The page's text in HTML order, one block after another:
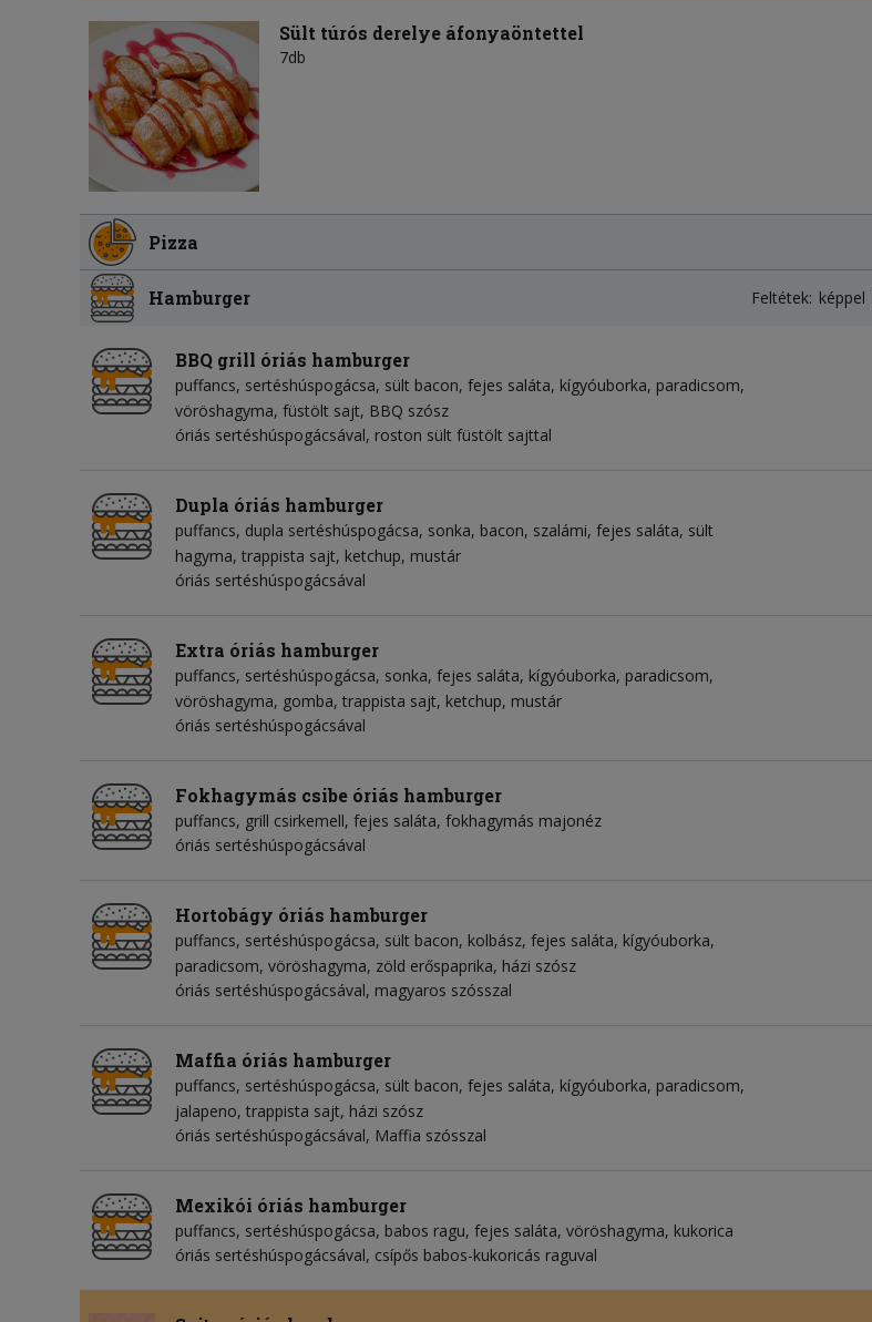
Sült túrós derelye áfonyaöntettel
7db
Pizza
Hamburger Feltétek: képpel
BBQ grill óriás hamburger
puffancs sertéshúspogácsa sült bacon fejes saláta kígyóuborka paradicsom
vöröshagyma füstölt sajt BBQ szósz
óriás sertéshúspogácsával, roston sült füstölt sajttal
Dupla óriás hamburger
puffancs dupla sertéshúspogácsa sonka bacon szalámi fejes saláta sült
hagyma trappista sajt ketchup mustár
óriás sertéshúspogácsával
Extra óriás hamburger
puffancs sertéshúspogácsa sonka fejes saláta kígyóuborka paradicsom
vöröshagyma gomba trappista sajt ketchup mustár
óriás sertéshúspogácsával
Fokhagymás csibe óriás hamburger
puffancs grill csirkemell fejes saláta fokhagymás majonéz
óriás sertéshúspogácsával
Hortobágy óriás hamburger
puffancs sertéshúspogácsa sült bacon kolbász fejes saláta kígyóuborka
paradicsom vöröshagyma zöld erőspaprika házi szósz
óriás sertéshúspogácsával, magyaros szósszal
Maffia óriás hamburger
puffancs sertéshúspogácsa sült bacon fejes saláta kígyóuborka paradicsom
jalapeno trappista sajt házi szósz
óriás sertéshúspogácsával, Maffia szósszal
Mexikói óriás hamburger
puffancs sertéshúspogácsa babos ragu fejes saláta vöröshagyma kukorica
óriás sertéshúspogácsával, csípős babos-kukoricás raguval